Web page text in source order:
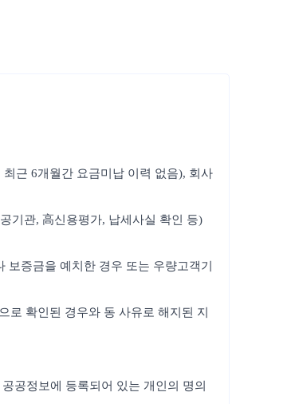
근 6개월간 요금미납 이력 없음), 회사
기관, 高신용평가, 납세사실 확인 등)
증금을 예치한 경우 또는 우량고객기
로 확인된 경우와 동 사유로 해지된 지
공정보에 등록되어 있는 개인의 명의